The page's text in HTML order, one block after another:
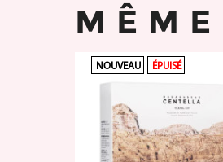
NOUVEAU ÉPUISÉ